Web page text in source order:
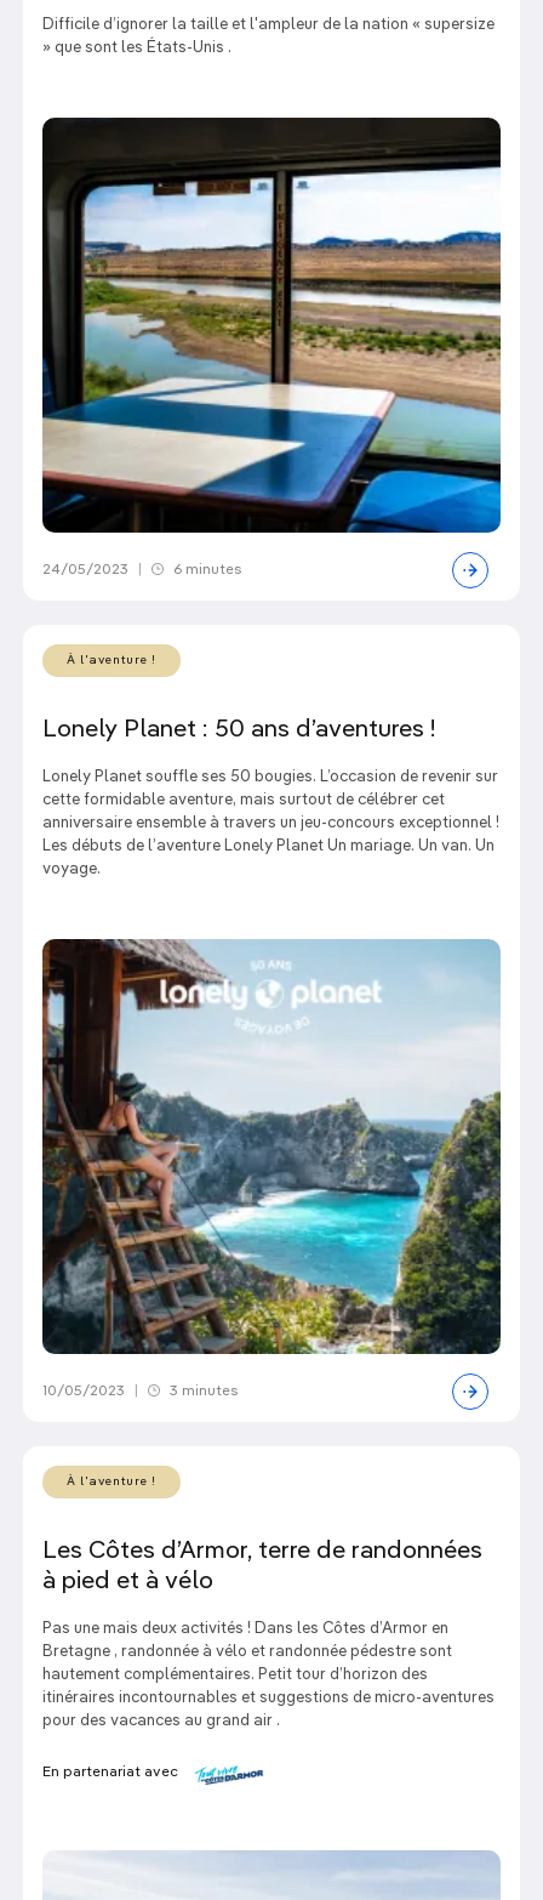
Difficile d’ignorer la taille et l'ampleur de la nation « supersize
» que sont les États-Unis .
24/05/2023 6 minutes
À l'aventure !
Lonely Planet : 50 ans d’aventures !
Lonely Planet souffle ses 50 bougies. L’occasion de revenir sur
cette formidable aventure, mais surtout de célébrer cet
anniversaire ensemble à travers un jeu-concours exceptionnel !
Les débuts de l’aventure Lonely Planet Un mariage. Un van. Un
voyage.
10/05/2023 3 minutes
À l'aventure !
Les Côtes d’Armor, terre de randonnées
à pied et à vélo
Pas une mais deux activités ! Dans les Côtes d’Armor en
Bretagne , randonnée à vélo et randonnée pédestre sont
hautement complémentaires. Petit tour d’horizon des
itinéraires incontournables et suggestions de micro-aventures
pour des vacances au grand air .
En partenariat avec